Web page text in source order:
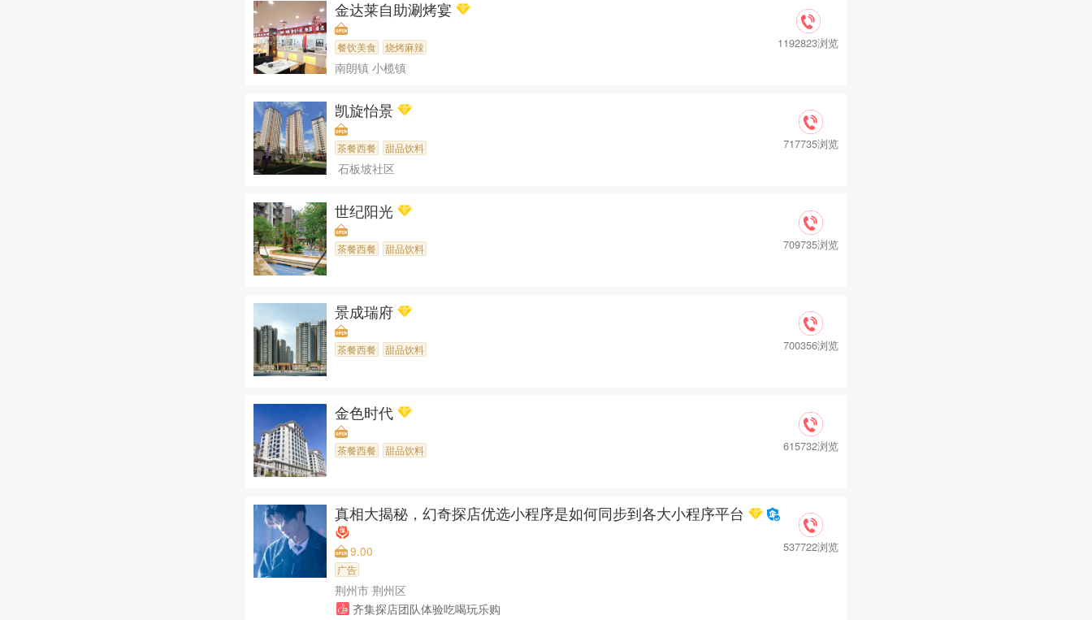
金达莱自助涮烤宴
餐饮美食 烧烤麻辣
南朗镇 小榄镇
1192823浏览
凯旋怡景
茶餐西餐 甜品饮料
石板坡社区
717735浏览
世纪阳光
茶餐西餐 甜品饮料 709735浏览
景成瑞府
茶餐西餐 甜品饮料 700356浏览
金色时代
茶餐西餐 甜品饮料 615732浏览
真相大揭秘，幻奇探店优选小程序是如何同步到各大小程序平台
9.00
广告
荆州市 荆州区
齐集探店团队体验吃喝玩乐购
537722浏览